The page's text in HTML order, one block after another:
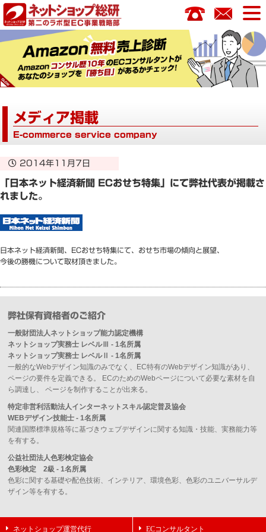
コ
ン
へ
キ
メディア掲載
E-commerce service company
2014年11月7日
「日本ネット経済新聞 ECおせち特集」にて弊社代表が掲載さ
れました。
日本ネット経済新聞、ECおせち特集にて、おせち市場の傾向と展望、
今後の勝機について取材頂きました。
弊社保有資格者のご紹介
一般財団法人ネットショップ能力認定機構
ネットショップ実務士 レベルⅢ - 1名所属
ネットショップ実務士 レベルⅡ - 1名所属
一般的なWebデザイン知識のみでなく、EC特有のWebデザイン知識があり、
ページの要件を定義できる。 ECのためのWebページについて必要な素材を自
ら調達し、 ページを制作することが出来る。
特定非営利活動法人インターネットスキル認定普及協会
WEBデザイン技能士 - 1名所属
関連国際標準規格等に基づきウェブデザインに関する知識・技能、実務能力等
を有する。
公益社団法人色彩検定協会
色彩検定 2級 - 1名所属
色彩に関する基礎や配色技術、インテリア、環境色彩、色彩のユニバーサルデ
ザイン等を有する。
ネットショップ運営代行 ECコンサルタント